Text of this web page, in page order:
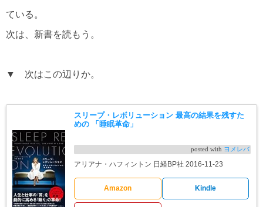
ている。
次は、新書を読もう。
▼ 次はこの辺りか。
スリープ・レボリューション 最高の結果を残すた
めの 「睡眠革命」
posted with ヨメレバ
アリアナ・ハフィントン 日経BP社 2016-11-23
Amazon Kindle